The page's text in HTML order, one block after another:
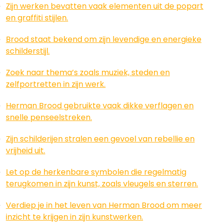
Zijn werken bevatten vaak elementen uit de popart
en graffiti stijlen.
Brood staat bekend om zijn levendige en energieke
schilderstijl.
Zoek naar thema’s zoals muziek, steden en
zelfportretten in zijn werk.
Herman Brood gebruikte vaak dikke verflagen en
snelle penseelstreken.
Zijn schilderijen stralen een gevoel van rebellie en
vrijheid uit.
Let op de herkenbare symbolen die regelmatig
terugkomen in zijn kunst, zoals vleugels en sterren.
Verdiep je in het leven van Herman Brood om meer
inzicht te krijgen in zijn kunstwerken.